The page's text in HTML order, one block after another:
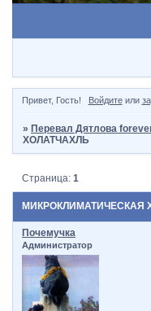
Привет, Гость! Войдитеили
»Перевал Дятлова
ХОЛАТЧАХЛЬ
МИКРОКЛИМАТИЧЕСКАЯ
Страница:1
Почемучка
Администратор